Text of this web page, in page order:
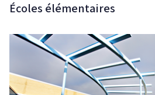
Écoles élémentaires